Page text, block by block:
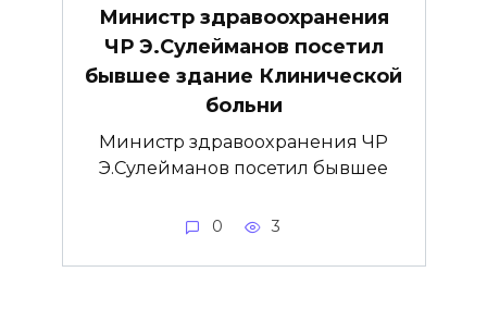
Министр здравоохранения
ЧР Э.Сулейманов посетил
бывшее здание Клинической
больни
Министр здравоохранения ЧР
Э.Сулейманов посетил бывшее
0 3